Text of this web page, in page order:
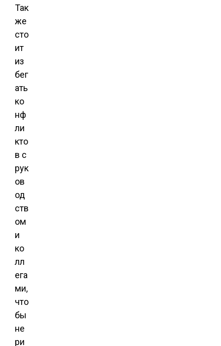
Так
же
сто
ит
из
бег
ать
ко
нф
ли
кто
в с
рук
ов
од
ств
ом
и
ко
лл
ега
ми,
что
бы
не
ри